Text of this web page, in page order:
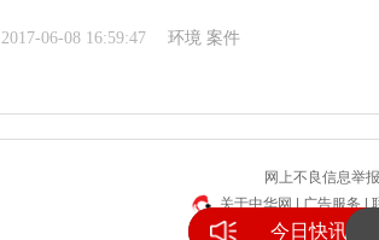
2017-06-08 16:59:47 环境 案件
网上不良信息
关于中华网|广告服务|
今日快讯